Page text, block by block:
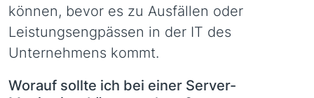
können, bevor es zu Ausfällen oder
Leistungsengpässen in der IT des
Unternehmens kommt.
Worauf sollte ich bei einer Server-